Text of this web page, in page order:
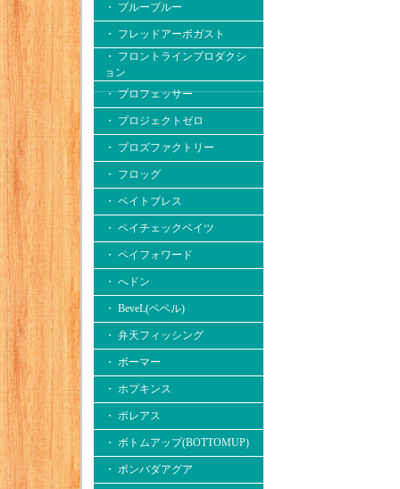
・ ブルーブルー
・ フレッドアーボガスト
・ フロントラインプロダクシ
ョン
・ プロフェッサー
・ プロジェクトゼロ
・ プロズファクトリー
・ フロッグ
・ ベイトブレス
・ ペイチェックベイツ
・ ペイフォワード
・ へドン
・ BeveL(ベベル)
・ 弁天フィッシング
・ ボーマー
・ ホプキンス
・ ボレアス
・ ボトムアップ(BOTTOMUP)
・ ボンバダアグア